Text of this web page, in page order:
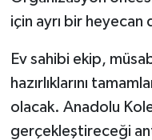
için ayrı bir heyecan
Ev sahibi ekip,
hazırlıklarını
olacak. Anadolu
gerçekleştireceği